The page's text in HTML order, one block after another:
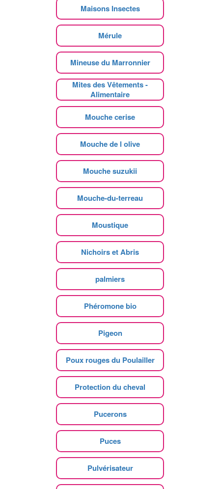
Maisons Insectes
Mérule
Mineuse du Marronnier
Mites des Vêtements -
Alimentaire
Mouche cerise
Mouche de l olive
Mouche suzukii
Mouche-du-terreau
Moustique
Nichoirs et Abris
palmiers
Phéromone bio
Pigeon
Poux rouges du Poulailler
Protection du cheval
Pucerons
Puces
Pulvérisateur